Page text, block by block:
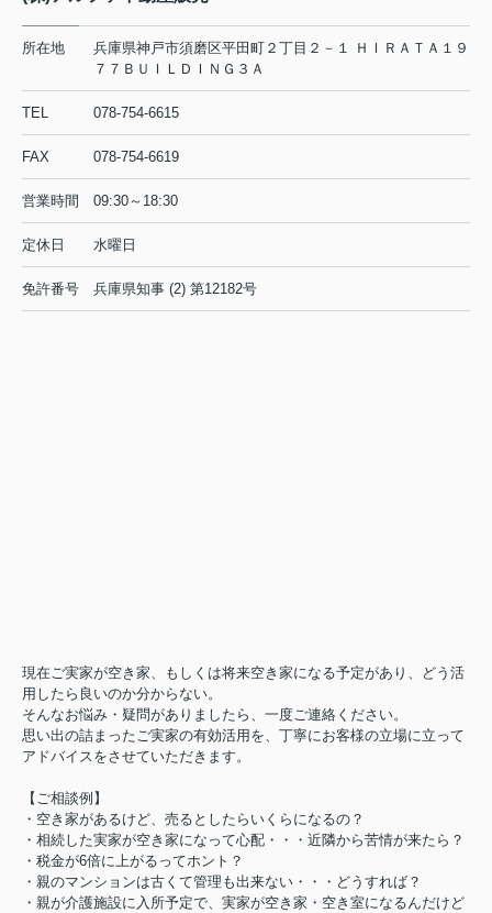
所在地
兵庫県神戸市須磨区平田町２丁目２－１ ＨＩＲＡＴＡ１９
７７ＢＵＩＬＤＩＮＧ３Ａ
TEL 078-754-6615
FAX 078-754-6619
営業時間 09:30～18:30
定休日 水曜日
免許番号 兵庫県知事 (2) 第12182号
現在ご実家が空き家、もしくは将来空き家になる予定があり、どう活
用したら良いのか分からない。
そんなお悩み・疑問がありましたら、一度ご連絡ください。
思い出の詰まったご実家の有効活用を、丁寧にお客様の立場に立って
アドバイスをさせていただきます。
【ご相談例】
・空き家があるけど、売るとしたらいくらになるの？
・相続した実家が空き家になって心配・・・近隣から苦情が来たら？
・税金が6倍に上がるってホント？
・親のマンションは古くて管理も出来ない・・・どうすれば？
・親が介護施設に入所予定で、実家が空き家・空き室になるんだけど